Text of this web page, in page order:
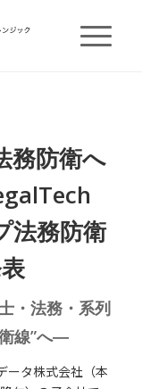
務防衛へ
法務防衛
・法務・系列
線”へ―
ータ株式会社（本